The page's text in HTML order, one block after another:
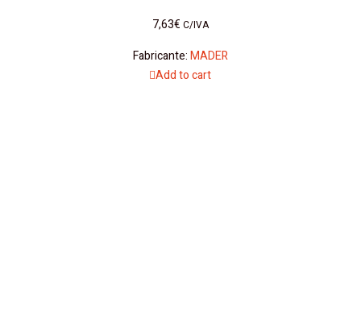
7,63€ C/IVA
Fabricante:MADER
Add to cart